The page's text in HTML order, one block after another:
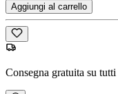
Aggiungi al carrello
Consegna gratuita su